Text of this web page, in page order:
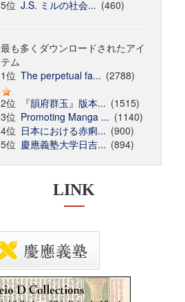
5位 J.S. ミルの社会... (460)
最も多くダウンロードされたアイ
テム
1位 The perpetual fa... (2788)
2位
『韻府群玉』版本... (1515)
3位 Promoting Manga ... (1140)
4位 日本における赤痢... (900)
5位 慶應義塾大学日吉... (894)
LINK